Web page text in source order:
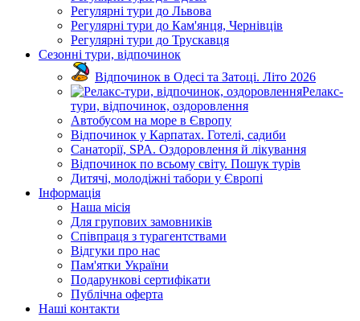
Регулярні тури до Львова
Регулярні тури до Кам'янця, Чернівців
Регулярні тури до Трускавця
Сезонні тури, відпочинок
Відпочинок в Одесі та Затоці. Літо 2026
Релакс-
тури, відпочинок, оздоровлення
Автобусом на море в Європу
Відпочинок у Карпатах. Готелі, садиби
Санаторії, SPA. Оздоровлення й лікування
Відпочинок по всьому світу. Пошук турів
Дитячі, молодіжні табори у Європі
Інформація
Наша місія
Для групових замовників
Співпраця з турагентствами
Відгуки про нас
Пам'ятки України
Подарункові сертифікати
Публічна оферта
Наші контакти